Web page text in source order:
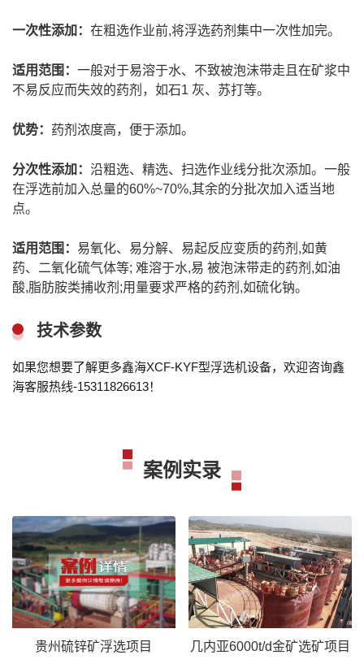
一次性添加： 在粗选作业前,将浮选药剂集中一次性加完。
适用范围： 一般对于易溶于水、不致被泡沫带走且在矿浆中
不易反应而失效的药剂，如石1 灰、苏打等。
优势： 药剂浓度高，便于添加。
分次性添加： 沿粗选、精选、扫选作业线分批次添加。一般
在浮选前加入总量的60%~70%,其余的分批次加入适当地
点。
适用范围： 易氧化、易分解、易起反应变质的药剂,如黄
药、二氧化硫气体等; 难溶于水,易 被泡沫带走的药剂,如油
酸,脂肪胺类捕收剂;用量要求严格的药剂,如硫化钠。
技术参数
如果您想要了解更多鑫海XCF-KYF型浮选机设备，欢迎咨询鑫
海客服热线-15311826613！
案例实录
贵州硫锌矿浮选项目 几内亚6000t/d金矿选矿项目